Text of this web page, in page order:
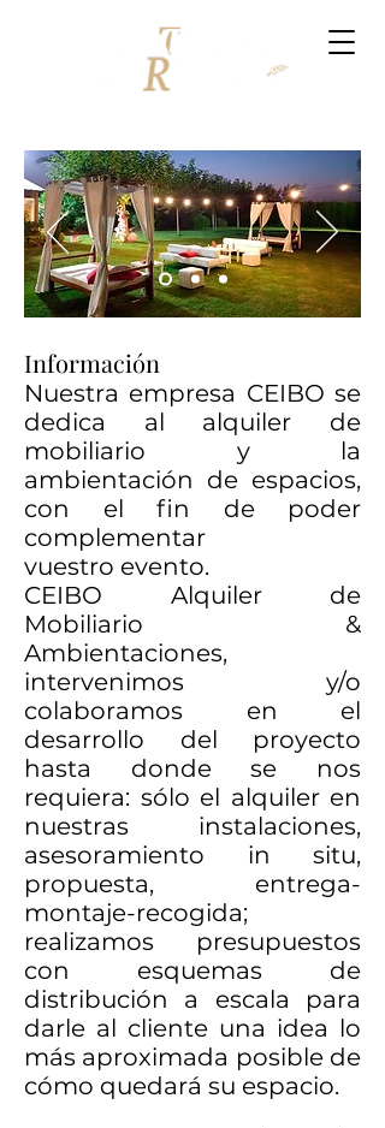
Información
Nuestra empresa CEIBO se
dedica al alquiler de
mobiliario y la
ambientación de espacios,
con el fin de poder
complementar
vuestro evento.
CEIBO Alquiler de
Mobiliario &
Ambientaciones,
intervenimos y/o
colaboramos en el
desarrollo del proyecto
hasta donde se nos
requiera: sólo el alquiler en
nuestras instalaciones,
asesoramiento in situ,
propuesta, entrega-
montaje-recogida;
realizamos presupuestos
con esquemas de
distribución a escala para
darle al cliente una idea lo
más aproximada posible de
cómo quedará su espacio.